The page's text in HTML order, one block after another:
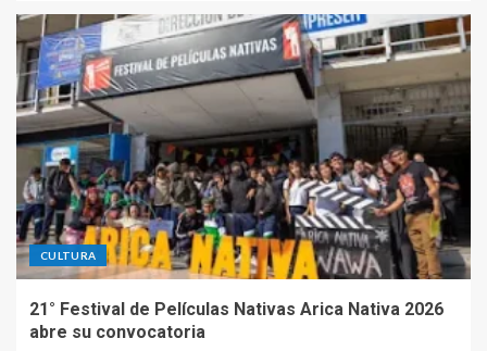
CULTURA
21° Festival de Películas Nativas Arica Nativa 2026
abre su convocatoria